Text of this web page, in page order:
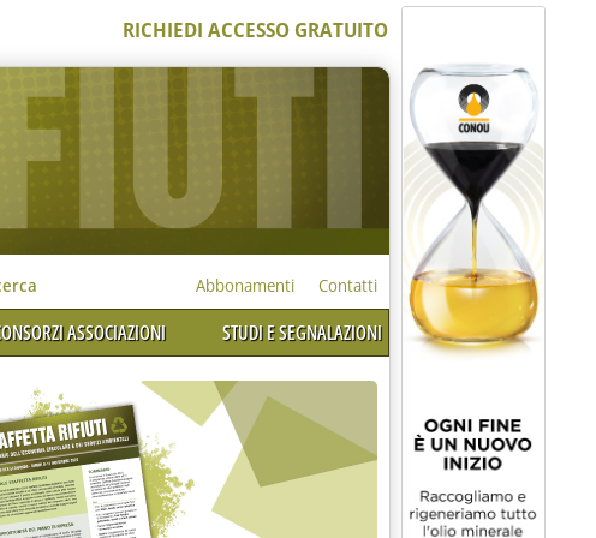
RICHIEDI ACCESSO GRATUITO
Abbonamenti Contatti
ASSOCIAZIONI STUDI E SEGNALAZIONI